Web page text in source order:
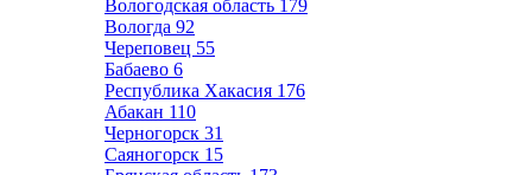
Вологодская область 179
Вологда 92
Череповец 55
Бабаево 6
Республика Хакасия 176
Абакан 110
Черногорск 31
Саяногорск 15